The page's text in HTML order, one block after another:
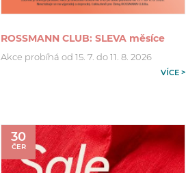
ROSSMANN CLUB: SLEVA měsíce
Akce probíhá od 15. 7. do 11. 8. 2026
VÍCE >
30
ČER